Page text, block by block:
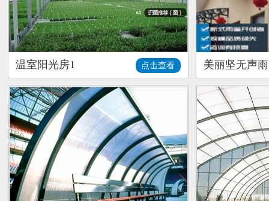
温室阳光房1 点击查看 美丽坚无声